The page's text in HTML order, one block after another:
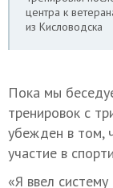
центра к
из Кисловодска
Пока мы
тренировок с
убежден в том,
участие в
«Я ввел